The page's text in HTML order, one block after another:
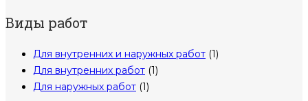
Виды работ
Для внутренних и наружных работ (1)
Для внутренних работ (1)
Для наружных работ (1)